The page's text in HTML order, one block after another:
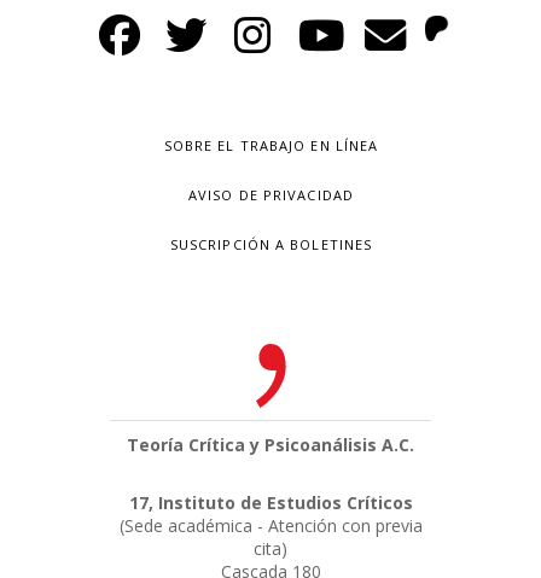
SOBRE EL TRABAJO EN LÍNEA
AVISO DE PRIVACIDAD
SUSCRIPCIÓN A BOLETINES
Teoría Crítica y Psicoanálisis A.C.
17, Instituto de Estudios Críticos
(Sede académica - Atención con previa
cita)
Cascada 180